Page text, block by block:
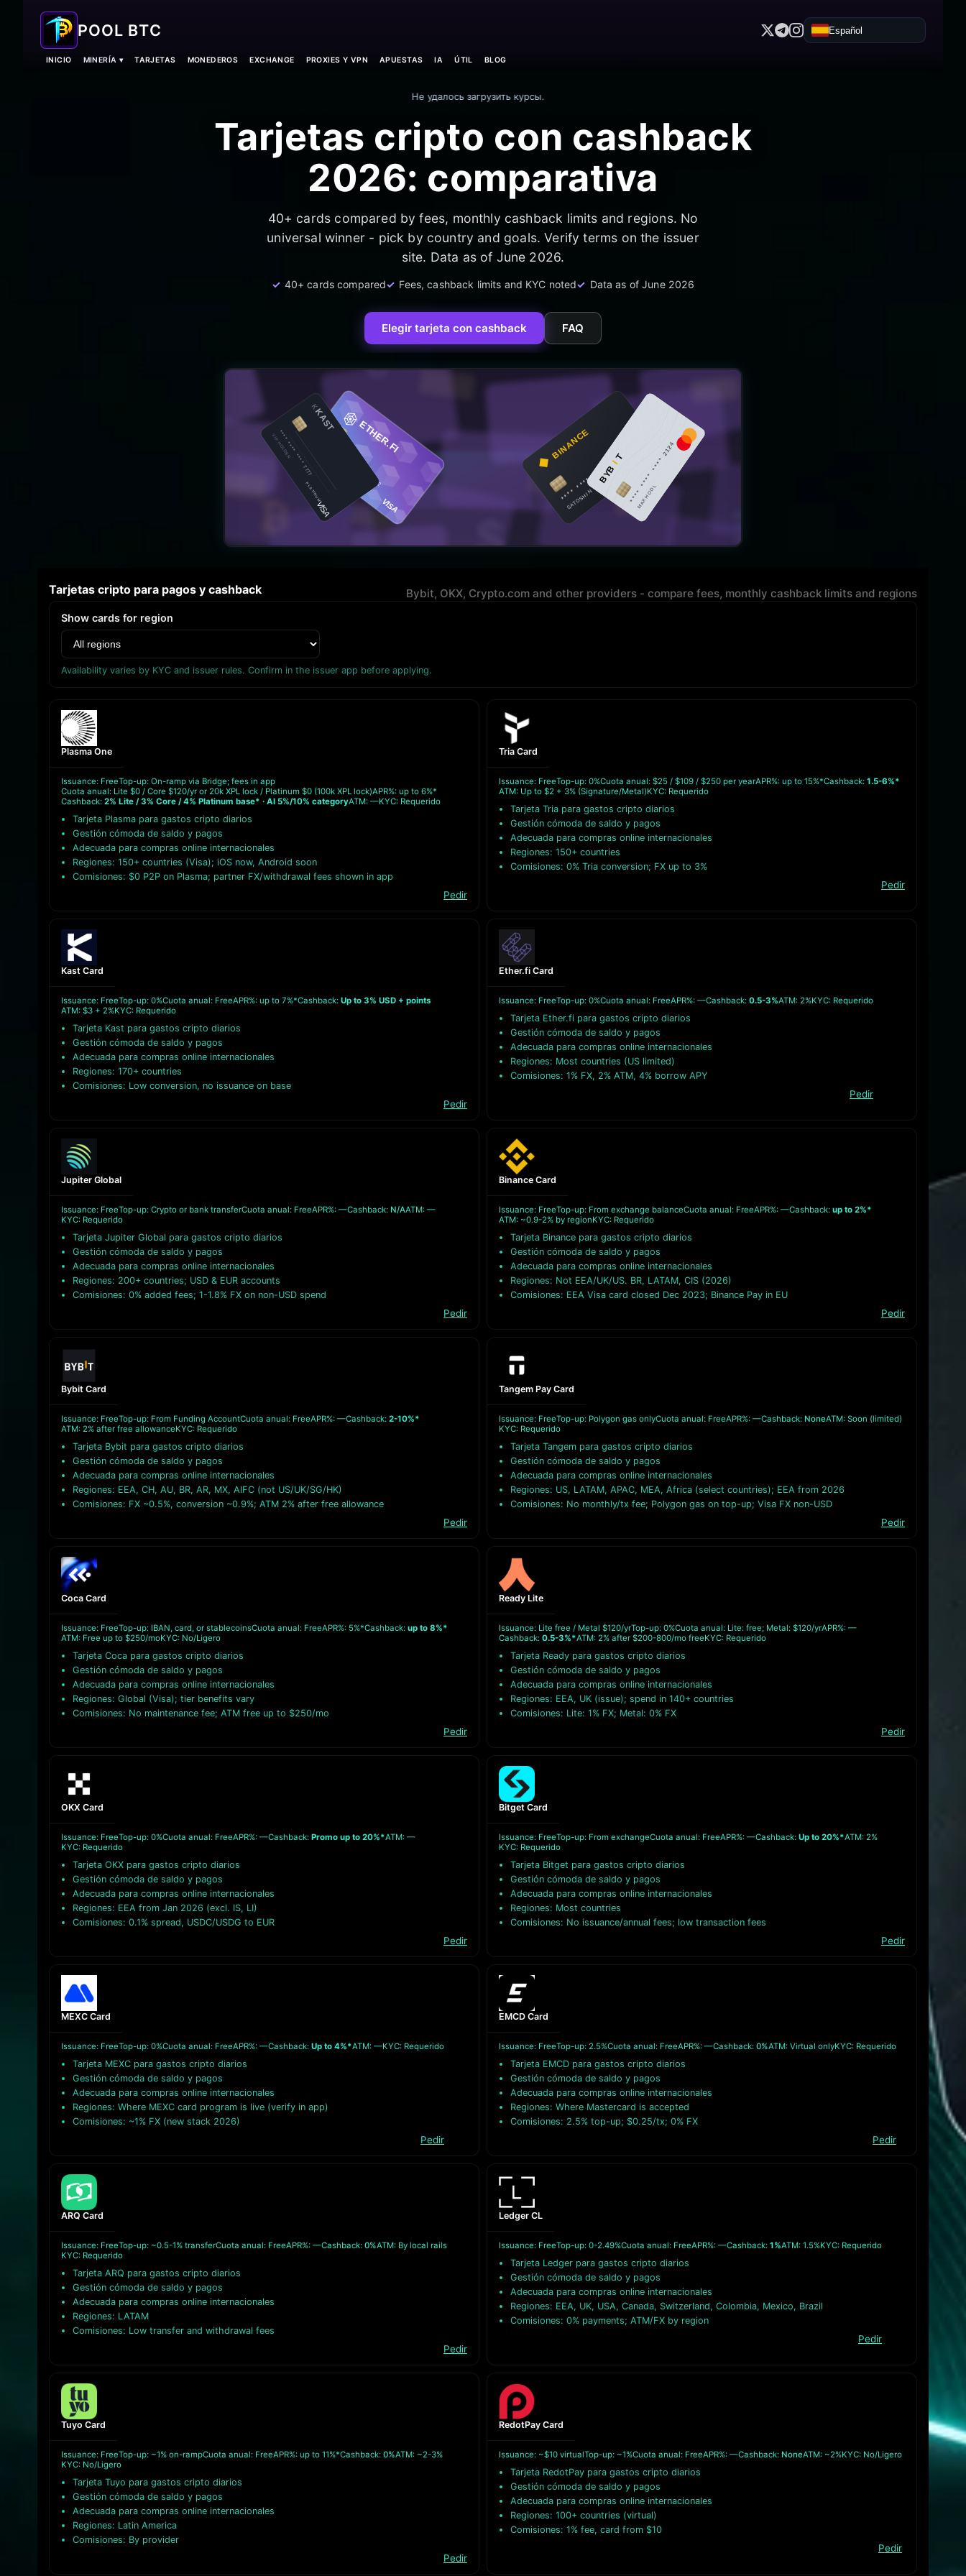
POOL BTC Español
INICIO MINERÍA ▾ TARJETAS MONEDEROS EXCHANGE PROXIES Y VPN APUESTAS IA ÚTIL BLOG
Не удалось загрузить курсы.
Tarjetas cripto con cashback
2026: comparativa
40+ cards compared by fees, monthly cashback limits and regions. No
universal winner - pick by country and goals. Verify terms on the issuer
site. Data as of June 2026.
40+ cards compared Fees, cashback limits and KYC noted Data as of June 2026
Elegir tarjeta con cashback FAQ
Карусель криптокарт
Tarjetas cripto para pagos y cashback Bybit, OKX, Crypto.com and other providers - compare fees, monthly cashback limits and regions
Show cards for region
Availability varies by KYC and issuer rules. Confirm in the issuer app before applying.
Plasma One
Issuance: FreeTop-up: On-ramp via Bridge; fees in app
Cuota anual: Lite $0 / Core $120/yr or 20k XPL lock / Platinum $0 (100k XPL lock)APR%: up to 6%*
Cashback: 2% Lite / 3% Core / 4% Platinum base* · AI 5%/10% categoryATM: —KYC: Requerido
Tarjeta Plasma para gastos cripto diarios
Gestión cómoda de saldo y pagos
Adecuada para compras online internacionales
Regiones: 150+ countries (Visa); iOS now, Android soon
Comisiones: $0 P2P on Plasma; partner FX/withdrawal fees shown in app
Pedir
Tria Card
Issuance: FreeTop-up: 0%Cuota anual: $25 / $109 / $250 per yearAPR%: up to 15%*Cashback: 1.5-6%*
ATM: Up to $2 + 3% (Signature/Metal)KYC: Requerido
Tarjeta Tria para gastos cripto diarios
Gestión cómoda de saldo y pagos
Adecuada para compras online internacionales
Regiones: 150+ countries
Comisiones: 0% Tria conversion; FX up to 3%
Pedir
Kast Card
Issuance: FreeTop-up: 0%Cuota anual: FreeAPR%: up to 7%*Cashback: Up to 3% USD + points
ATM: $3 + 2%KYC: Requerido
Tarjeta Kast para gastos cripto diarios
Gestión cómoda de saldo y pagos
Adecuada para compras online internacionales
Regiones: 170+ countries
Comisiones: Low conversion, no issuance on base
Pedir
Ether.fi Card
Issuance: FreeTop-up: 0%Cuota anual: FreeAPR%: —Cashback: 0.5-3%ATM: 2%KYC: Requerido
Tarjeta Ether.fi para gastos cripto diarios
Gestión cómoda de saldo y pagos
Adecuada para compras online internacionales
Regiones: Most countries (US limited)
Comisiones: 1% FX, 2% ATM, 4% borrow APY
Pedir
Jupiter Global
Issuance: FreeTop-up: Crypto or bank transferCuota anual: FreeAPR%: —Cashback: N/AATM: —
KYC: Requerido
Tarjeta Jupiter Global para gastos cripto diarios
Gestión cómoda de saldo y pagos
Adecuada para compras online internacionales
Regiones: 200+ countries; USD & EUR accounts
Comisiones: 0% added fees; 1-1.8% FX on non-USD spend
Pedir
Binance Card
Issuance: FreeTop-up: From exchange balanceCuota anual: FreeAPR%: —Cashback: up to 2%*
ATM: ~0.9-2% by regionKYC: Requerido
Tarjeta Binance para gastos cripto diarios
Gestión cómoda de saldo y pagos
Adecuada para compras online internacionales
Regiones: Not EEA/UK/US. BR, LATAM, CIS (2026)
Comisiones: EEA Visa card closed Dec 2023; Binance Pay in EU
Pedir
Bybit Card
Issuance: FreeTop-up: From Funding AccountCuota anual: FreeAPR%: —Cashback: 2-10%*
ATM: 2% after free allowanceKYC: Requerido
Tarjeta Bybit para gastos cripto diarios
Gestión cómoda de saldo y pagos
Adecuada para compras online internacionales
Regiones: EEA, CH, AU, BR, AR, MX, AIFC (not US/UK/SG/HK)
Comisiones: FX ~0.5%, conversion ~0.9%; ATM 2% after free allowance
Pedir
Tangem Pay Card
Issuance: FreeTop-up: Polygon gas onlyCuota anual: FreeAPR%: —Cashback: NoneATM: Soon (limited)
KYC: Requerido
Tarjeta Tangem para gastos cripto diarios
Gestión cómoda de saldo y pagos
Adecuada para compras online internacionales
Regiones: US, LATAM, APAC, MEA, Africa (select countries); EEA from 2026
Comisiones: No monthly/tx fee; Polygon gas on top-up; Visa FX non-USD
Pedir
Coca Card
Issuance: FreeTop-up: IBAN, card, or stablecoinsCuota anual: FreeAPR%: 5%*Cashback: up to 8%*
ATM: Free up to $250/moKYC: No/Ligero
Tarjeta Coca para gastos cripto diarios
Gestión cómoda de saldo y pagos
Adecuada para compras online internacionales
Regiones: Global (Visa); tier benefits vary
Comisiones: No maintenance fee; ATM free up to $250/mo
Pedir
Ready Lite
Issuance: Lite free / Metal $120/yrTop-up: 0%Cuota anual: Lite: free; Metal: $120/yrAPR%: —
Cashback: 0.5-3%*ATM: 2% after $200-800/mo freeKYC: Requerido
Tarjeta Ready para gastos cripto diarios
Gestión cómoda de saldo y pagos
Adecuada para compras online internacionales
Regiones: EEA, UK (issue); spend in 140+ countries
Comisiones: Lite: 1% FX; Metal: 0% FX
Pedir
OKX Card
Issuance: FreeTop-up: 0%Cuota anual: FreeAPR%: —Cashback: Promo up to 20%*ATM: —
KYC: Requerido
Tarjeta OKX para gastos cripto diarios
Gestión cómoda de saldo y pagos
Adecuada para compras online internacionales
Regiones: EEA from Jan 2026 (excl. IS, LI)
Comisiones: 0.1% spread, USDC/USDG to EUR
Pedir
Bitget Card
Issuance: FreeTop-up: From exchangeCuota anual: FreeAPR%: —Cashback: Up to 20%*ATM: 2%
KYC: Requerido
Tarjeta Bitget para gastos cripto diarios
Gestión cómoda de saldo y pagos
Adecuada para compras online internacionales
Regiones: Most countries
Comisiones: No issuance/annual fees; low transaction fees
Pedir
MEXC Card
Issuance: FreeTop-up: 0%Cuota anual: FreeAPR%: —Cashback: Up to 4%*ATM: —KYC: Requerido
Tarjeta MEXC para gastos cripto diarios
Gestión cómoda de saldo y pagos
Adecuada para compras online internacionales
Regiones: Where MEXC card program is live (verify in app)
Comisiones: ~1% FX (new stack 2026)
Pedir
EMCD Card
Issuance: FreeTop-up: 2.5%Cuota anual: FreeAPR%: —Cashback: 0%ATM: Virtual onlyKYC: Requerido
Tarjeta EMCD para gastos cripto diarios
Gestión cómoda de saldo y pagos
Adecuada para compras online internacionales
Regiones: Where Mastercard is accepted
Comisiones: 2.5% top-up; $0.25/tx; 0% FX
Pedir
ARQ Card
Issuance: FreeTop-up: ~0.5-1% transferCuota anual: FreeAPR%: —Cashback: 0%ATM: By local rails
KYC: Requerido
Tarjeta ARQ para gastos cripto diarios
Gestión cómoda de saldo y pagos
Adecuada para compras online internacionales
Regiones: LATAM
Comisiones: Low transfer and withdrawal fees
Pedir
Ledger CL
Issuance: FreeTop-up: 0-2.49%Cuota anual: FreeAPR%: —Cashback: 1%ATM: 1.5%KYC: Requerido
Tarjeta Ledger para gastos cripto diarios
Gestión cómoda de saldo y pagos
Adecuada para compras online internacionales
Regiones: EEA, UK, USA, Canada, Switzerland, Colombia, Mexico, Brazil
Comisiones: 0% payments; ATM/FX by region
Pedir
Tuyo Card
Issuance: FreeTop-up: ~1% on-rampCuota anual: FreeAPR%: up to 11%*Cashback: 0%ATM: ~2-3%
KYC: No/Ligero
Tarjeta Tuyo para gastos cripto diarios
Gestión cómoda de saldo y pagos
Adecuada para compras online internacionales
Regiones: Latin America
Comisiones: By provider
Pedir
RedotPay Card
Issuance: ~$10 virtualTop-up: ~1%Cuota anual: FreeAPR%: —Cashback: NoneATM: ~2%KYC: No/Ligero
Tarjeta RedotPay para gastos cripto diarios
Gestión cómoda de saldo y pagos
Adecuada para compras online internacionales
Regiones: 100+ countries (virtual)
Comisiones: 1% fee, card from $10
Pedir